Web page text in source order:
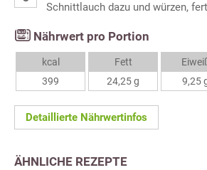
Schnittlauch dazu und würzen,
Nährwert pro Portion
kcal
399
Fett
24,25 g
9,25
Detaillierte Nährwertinfos
ÄHNLICHE REZEPTE